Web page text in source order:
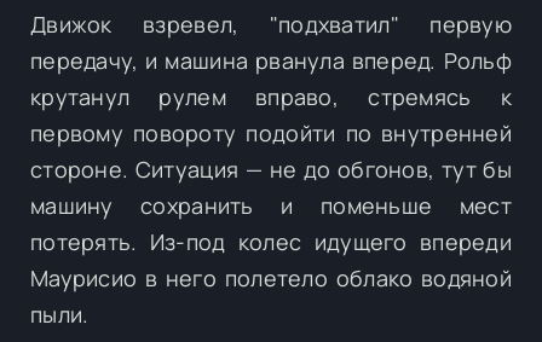
Движок взревел, "подхватил" первую
передачу, и машина рванула вперед. Рольф
крутанул рулем вправо, стремясь к
первому повороту подойти по внутренней
стороне. Ситуация — не до обгонов, тут бы
машину сохранить и поменьше мест
потерять. Из-под колес идущего впереди
Маурисио в него полетело облако водяной
пыли.